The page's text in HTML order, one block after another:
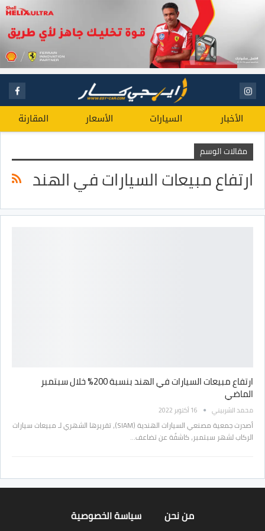
الأخبار السيارات الأسعار المقارنة
مقالات الوسم
ارتفاع مبيعات السيارات في الهند
ارتفاع مبيعات السيارات في الهند بنسبة 200% خلال سبتمبر
الماضي
محمد الشربيني 16 أكتوبر 2022
أصدرت جمعية مصنعي السيارات الهندية (SIAM)، تقريرها الشهري لـ مبيعات سيارات
الركاب لشهر سبتمبر، كاشفًة عن تضاعف…
من نحن سياسة الخصوصية